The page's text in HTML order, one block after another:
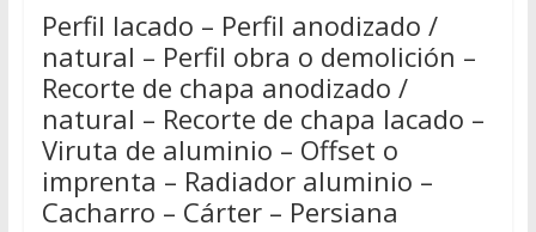
Perfil lacado – Perfil anodizado /
natural – Perfil obra o demolición –
Recorte de chapa anodizado /
natural – Recorte de chapa lacado –
Viruta de aluminio – Offset o
imprenta – Radiador aluminio –
Cacharro – Cárter – Persiana